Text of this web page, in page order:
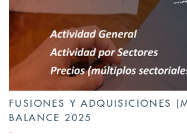
FUSIONES Y ADQUISICIONES
BALANCE 2025